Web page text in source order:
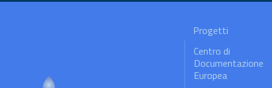
Progetti
Centro di
Documentazione
Europea